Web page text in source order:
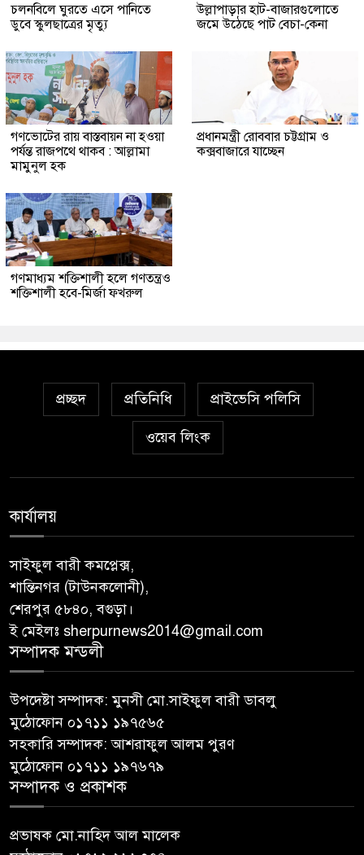
চলনবিলে ঘুরতে এসে পানিতে
ডুবে স্কুলছাত্রের মৃত্যু
উল্লাপাড়ার হাট-বাজারগুলোতে
জমে উঠেছে পাট বেচা-কেনা
গণভোটের রায় বাস্তবায়ন না হওয়া
পর্যন্ত রাজপথে থাকব : আল্লামা
মামুনুল হক
প্রধানমন্ত্রী রোববার চট্টগ্রাম ও
কক্সবাজারে যাচ্ছেন
গণমাধ্যম শক্তিশালী হলে গণতন্ত্রও
শক্তিশালী হবে-মির্জা ফখরুল
প্রচ্ছদ প্রতিনিধি প্রাইভেসি পলিসি
ওয়েব লিংক
কার্যালয়
সাইফুল বারী কমপ্লেক্স,
শান্তিনগর (টাউনকলোনী),
শেরপুর ৫৮৪০, বগুড়া।
ই মেইলঃ sherpurnews2014@gmail.com
সম্পাদক মন্ডলী
উপদেষ্টা সম্পাদক: মুনসী মো.সাইফুল বারী ডাবলু
মুঠোফোন ০১৭১১ ১৯৭৫৬৫
সহকারি সম্পাদক: আশরাফুল আলম পুরণ
মুঠোফোন ০১৭১১ ১৯৭৬৭৯
সম্পাদক ও প্রকাশক
প্রভাষক মো.নাহিদ আল মালেক